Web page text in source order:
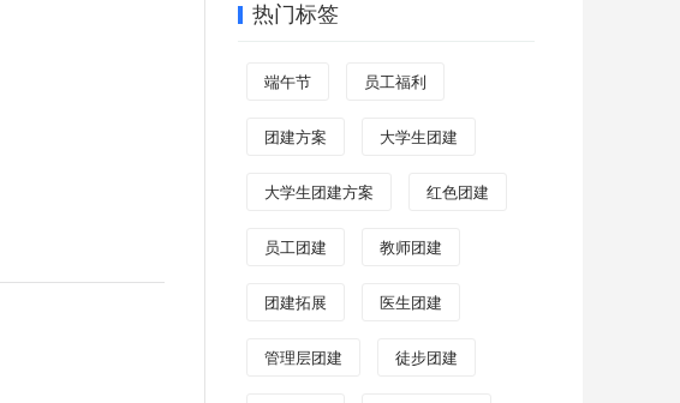
热门标签
端午节 员工福利
团建方案 大学生团建
大学生团建方案 红色团建
员工团建 教师团建
团建拓展 医生团建
管理层团建 徒步团建